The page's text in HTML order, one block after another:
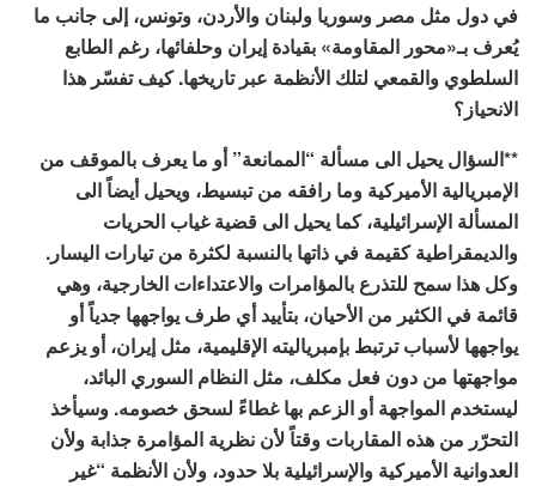
في دول مثل مصر وسوريا ولبنان والأردن، وتونس، إلى جانب ما
يُعرف بـ«محور المقاومة» بقيادة إيران وحلفائها، رغم الطابع
السلطوي والقمعي لتلك الأنظمة عبر تاريخها. كيف تفسّر هذا
الانحياز؟
**السؤال يحيل الى مسألة “الممانعة” أو ما يعرف بالموقف من
الإمبريالية الأميركية وما رافقه من تبسيط، ويحيل أيضاً الى
المسألة الإسرائيلية، كما يحيل الى قضية غياب الحريات
والديمقراطية كقيمة في ذاتها بالنسبة لكثرة من تيارات اليسار.
وكل هذا سمح للتذرع بالمؤامرات والاعتداءات الخارجية، وهي
قائمة في الكثير من الأحيان، بتأييد أي طرف يواجهها جدياً أو
يواجهها لأسباب ترتبط بإمبرياليته الإقليمية، مثل إيران، أو يزعم
مواجهتها من دون فعل مكلف، مثل النظام السوري البائد،
ليستخدم المواجهة أو الزعم بها غطاءً لسحق خصومه. وسيأخذ
التحرّر من هذه المقاربات وقتاً لأن نظرية المؤامرة جذابة ولأن
العدوانية الأميركية والإسرائيلية بلا حدود، ولأن الأنظمة “غير